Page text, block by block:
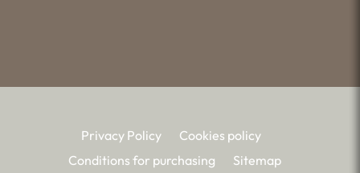
Privacy Policy
Cookies policy
Conditions for purchasing
Sitemap